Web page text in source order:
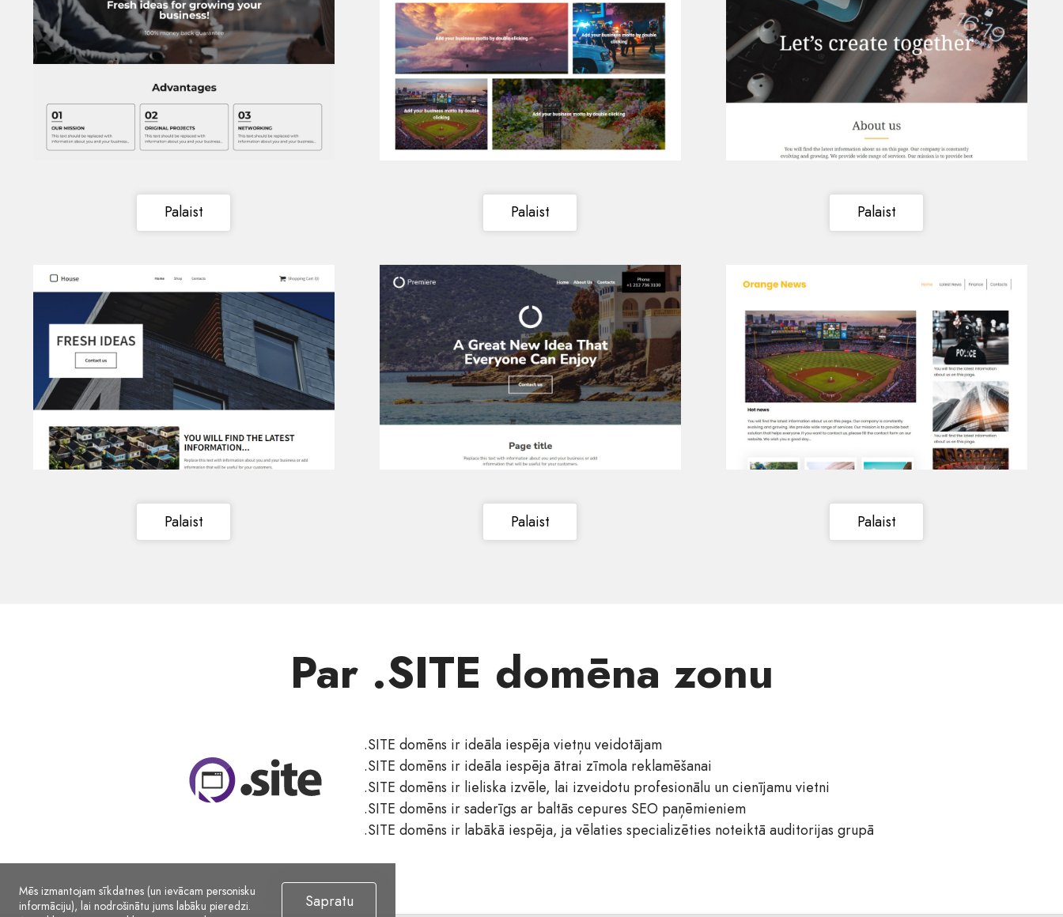
Palaist Palaist Palaist
Palaist Palaist Palaist
Par .SITE domēna zonu
.SITE domēns ir ideāla iespēja vietņu veidotājam
.SITE domēns ir ideāla iespēja ātrai zīmola reklamēšanai
.SITE domēns ir lieliska izvēle, lai izveidotu profesionālu un cienījamu vietni
.SITE domēns ir saderīgs ar baltās cepures SEO paņēmieniem
.SITE domēns ir labākā iespēja, ja vēlaties specializēties noteiktā auditorijas grupā
Mēs izmantojam sīkdatnes (un ievācam personisku
informāciju), lai nodrošinātu jums labāku pieredzi.
Sapratu